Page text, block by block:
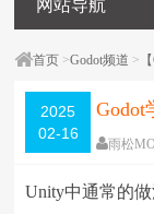
网站导航
首页 >Godot频道 >
2025
02-16
Godot
雨松
编辑日
Unity中通常的